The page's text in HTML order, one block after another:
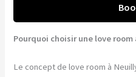
Pourquoi choisir une love room
Le concept de love room à